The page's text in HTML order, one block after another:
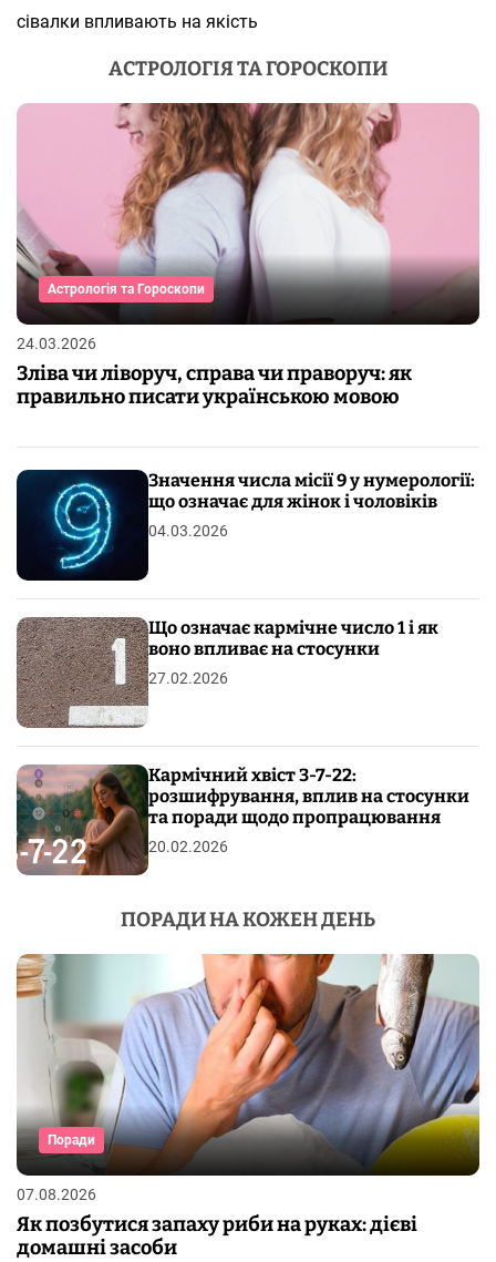
сівалки впливають на якість
АСТРОЛОГІЯ ТА ГОРОСКОПИ
Астрологія та Гороскопи
24.03.2026
Зліва чи ліворуч, справа чи праворуч: як
правильно писати українською мовою
Значення числа місії 9 у нумерології:
що означає для жінок і чоловіків
04.03.2026
Що означає кармічне число 1 і як
воно впливає на стосунки
27.02.2026
Кармічний хвіст 3-7-22:
розшифрування, вплив на стосунки
та поради щодо пропрацювання
20.02.2026
ПОРАДИ НА КОЖЕН ДЕНЬ
Поради
07.08.2026
Як позбутися запаху риби на руках: дієві
домашні засоби